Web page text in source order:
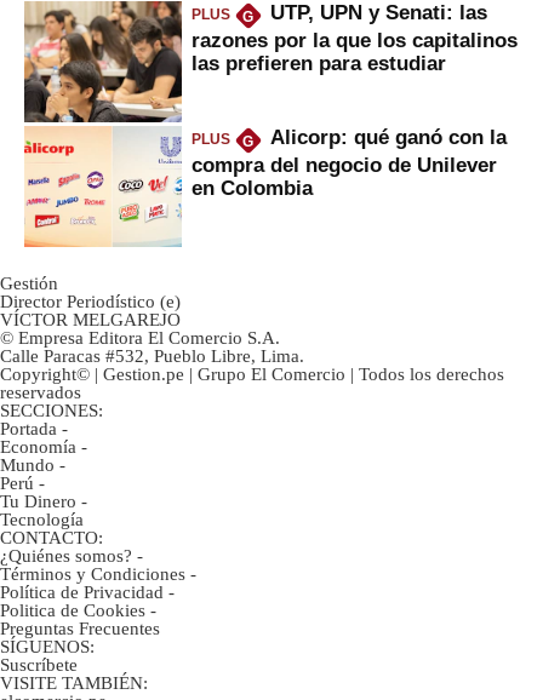
PLUS G
UTP, UPN y Senati: las
razones por la que los capitalinos
las prefieren para estudiar
PLUS G
Alicorp: qué ganó con la
compra del negocio de Unilever
en Colombia
Gestión
Director Periodístico (e)
VÍCTOR MELGAREJO
© Empresa Editora El Comercio S.A.
Calle Paracas #532, Pueblo Libre, Lima.
Copyright© | Gestion.pe | Grupo El Comercio | Todos los derechos
reservados
SECCIONES:
Portada -
Economía -
Mundo -
Perú -
Tu Dinero -
Tecnología
CONTACTO:
¿Quiénes somos? -
Términos y Condiciones -
Política de Privacidad -
Politica de Cookies -
Preguntas Frecuentes
SÍGUENOS:
Suscríbete
VISITE TAMBIÉN: